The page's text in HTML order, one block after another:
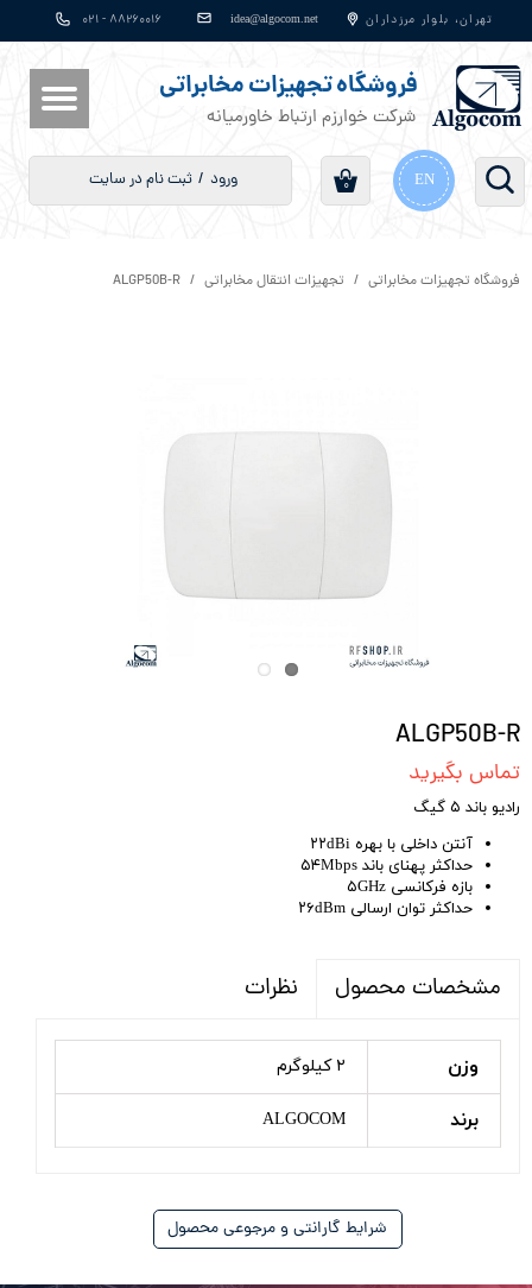
۸۸۲۶۰۰۱۶ - ۰۲۱ ​​​​​​​​​​​​​​idea@algocom.net تهران، بلوار مرزداران
فروشگاه تجهیزات مخابراتی
شرکت خوارزم ارتباط خاورمیانه
ورود / ثبت نام در سایت
حساب کاربری من
تغییر گذر واژه
سفارشات
خروج از حساب کاربری
۰ EN
فروشگاه تجهیزات مخابراتی تجهیزات انتقال مخابراتی ALGP50B-R
ALGP50B-R
تماس بگیرید
رادیو باند ۵ گیگ
آنتن داخلی با بهره ۲۲dBi
حداکثر پهنای باند ۵۴Mbps
بازه فرکانسی ۵GHz
حداکثر توان ارسالی ۲۶dBm
مشخصات محصول نظرات
وزن ۲ کیلوگرم
برند ALGOCOM
شرایط گارانتی و مرجوعی محصول